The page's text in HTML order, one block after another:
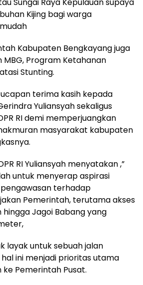
Kijing bagi warga
Kabupaten Bengkayang juga
Program Ketahanan
Stunting.
terima kasih kepada
Yuliansyah sekaligus
RI demi memperjuangkan
masyarakat kabupaten
RI Yuliansyah menyatakan ,”
untuk menyerap aspirasi
terhadap
Pemerintah, terutama akses
hingga Jagoi Babang yang
layak untuk sebuah jalan
hal ini menjadi prioritas utama
Pemerintah Pusat.